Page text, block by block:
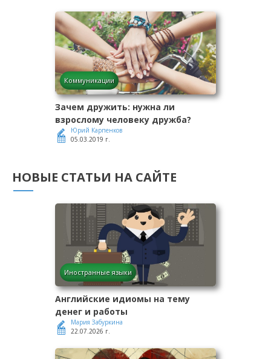
Коммуникации
Зачем дружить: нужна ли
взрослому человеку дружба?
Юрий Карпенков
05.03.2019 г.
НОВЫЕ СТАТЬИ НА САЙТЕ
Иностранные языки
Английские идиомы на тему
денег и работы
Мария Забуркина
22.07.2026 г.